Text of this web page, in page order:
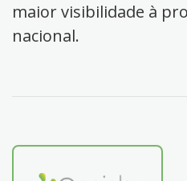
maior visibilidade à
nacional.